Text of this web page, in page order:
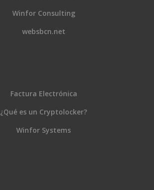
Winfor Consulting
websbcn.net
Factura Electrónica
¿Qué es un Cryptolocker?
Winfor Systems